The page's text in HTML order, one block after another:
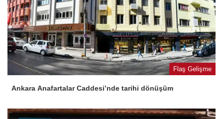
Flaş Gelişme
Ankara Anafartalar Caddesi’nde tarihi dönüşüm